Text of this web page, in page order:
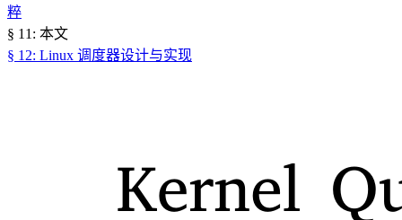
粹
§ 11: 本文
§ 12: Linux 调度器设计与实现